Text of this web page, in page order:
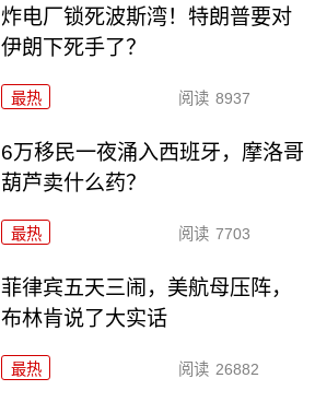
炸电厂锁死波斯湾！特朗普要对
伊朗下死手了？
最热 阅读 8937
6万移民一夜涌入西班牙，摩洛哥
葫芦卖什么药？
最热 阅读 7703
菲律宾五天三闹，美航母压阵，
布林肯说了大实话
最热 阅读 26882